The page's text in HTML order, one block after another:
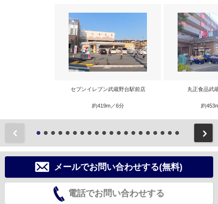
セブンイレブン武蔵野台駅前店
約419m／6分
丸正食品武
約
メールでお問い合わせする(無料)
電話でお問い合わせする